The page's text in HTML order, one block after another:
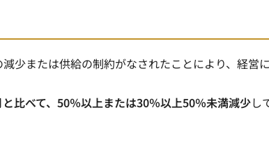
少または供給の制約がなされたことにより、 経営
比べて、50％以上または30％以上50％未満減少し